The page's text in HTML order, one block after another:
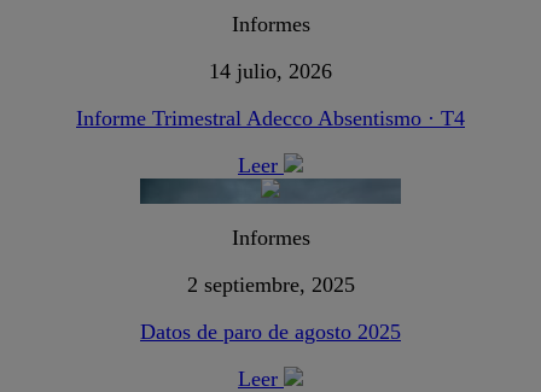
Informes
14 julio, 2026
Informe Trimestral Adecco Absentismo · T4
Leer
Informes
2 septiembre, 2025
Datos de paro de agosto 2025
Leer